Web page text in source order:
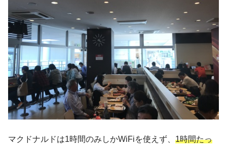
マクドナルドは1時間のみしかWiFiを使えず、 1時間たっ